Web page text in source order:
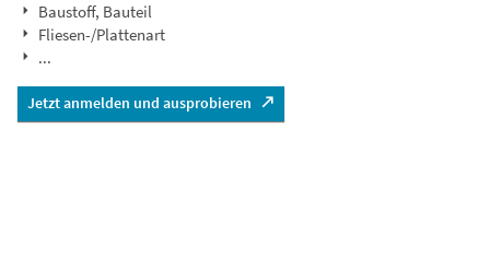
Baustoff, Bauteil
Fliesen-/Plattenart
...
Jetzt anmelden und ausprobieren